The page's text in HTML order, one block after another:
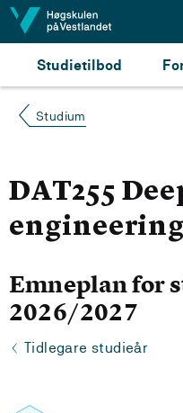
Hopp til innhald
Studietilbod
Studium
DAT255
engineering
Emneplan for
2026/2027
Tidlegare studieår